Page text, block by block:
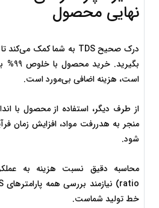
نهایی محصول
است، هزینه اضافی بی‌مورد است.
شود.
خط تولید شماست.